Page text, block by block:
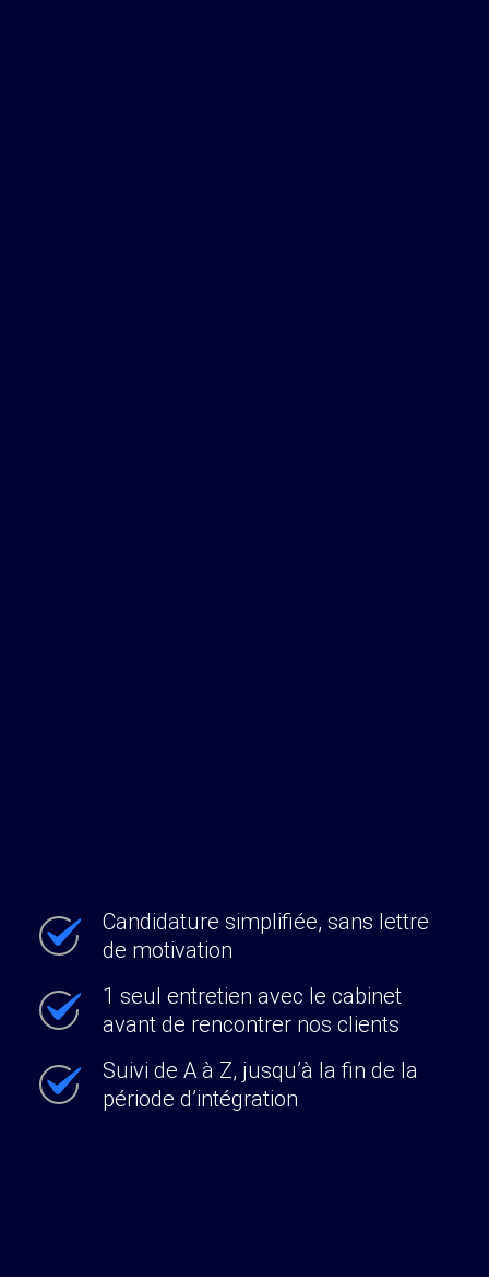
Candidature simplifiée, sans lettre
de motivation
1 seul entretien avec le cabinet
avant de rencontrer nos clients
Suivi de A à Z, jusqu’à la fin de la
période d’intégration